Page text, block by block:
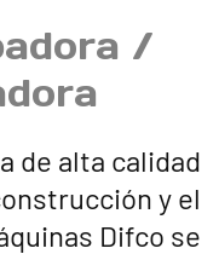
/
de alta calidad
y el
Difco se